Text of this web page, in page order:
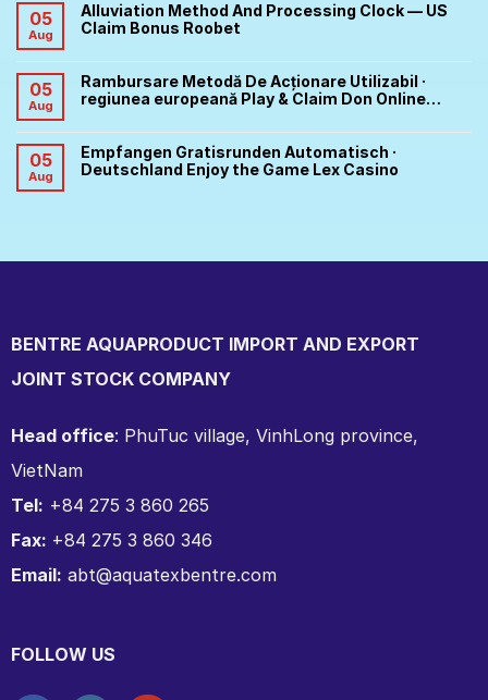
05
Aug
Alluviation Method And Processing Clock — US
Claim Bonus Roobet
05
Aug
Rambursare Metodă De Acționare Utilizabil ·
regiunea europeană Play & Claim Don Online
05
Aug
Empfangen Gratisrunden Automatisch ·
Deutschland Enjoy the Game Lex Casino
BENTRE AQUAPRODUCT IMPORT AND EXPORT
JOINT STOCK COMPANY
Head office: PhuTuc village, VinhLong province,
VietNam
Tel: +84 275 3 860 265
Fax: +84 275 3 860 346
Email: abt@aquatexbentre.com
FOLLOW US